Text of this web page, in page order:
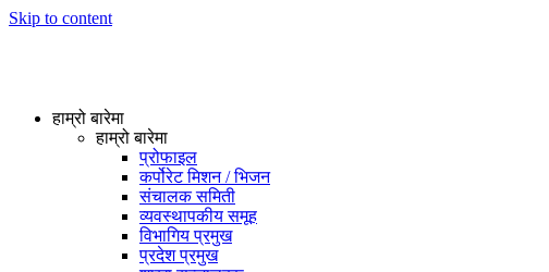
Skip to content
हाम्रो बारेमा
हाम्रो बारेमा
प्रोफाइल
कर्पोरेट मिशन / भिजन
संचालक समिती
व्यवस्थापकीय समूह
विभागिय प्रमुख
प्रदेश प्रमुख